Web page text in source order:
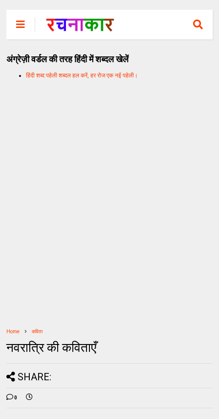
अंग्रेज़ी वर्डल की तरह हिंदी में शब्दल खेलें
हिंदी शब्द पहेली शब्दल हल करें, हर रोज एक नई पहेली।
Home कविता
नवरात्रि की कविताएँ
SHARE:
0